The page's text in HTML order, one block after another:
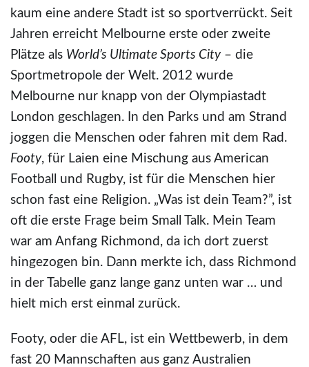
kaum eine andere Stadt ist so sportverrückt. Seit
Jahren erreicht Melbourne erste oder zweite
Plätze als World’s Ultimate Sports City– die
Sportmetropole der Welt. 2012 wurde
Melbourne nur knapp von der Olympiastadt
London geschlagen. In den Parks und am Strand
joggen die Menschen oder fahren mit dem Rad.
Footy, für Laien eine Mischung aus American
Football und Rugby, ist für die Menschen hier
schon fast eine Religion. „Was ist dein Team?”, ist
oft die erste Frage beim Small Talk. Mein Team
war am Anfang Richmond, da ich dort zuerst
hingezogen bin. Dann merkte ich, dass Richmond
in der Tabelle ganz lange ganz unten war … und
hielt mich erst einmal zurück.
Footy, oder die AFL, ist ein Wettbewerb, in dem
fast 20 Mannschaften aus ganz Australien